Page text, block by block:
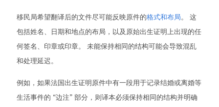
移民局希望翻译后的文件尽可能反映原件的格式和布局。 这
包括姓名、日期和地点的布局，以及原始出生证明上出现的任
何签名、印章或印章。 未能保持相同的结构可能会导致混乱
和处理延迟。
例如，如果法国出生证明原件中有一段用于记录结婚或离婚等
生活事件的 “边注” 部分，则译本必须保持相同的结构并明确